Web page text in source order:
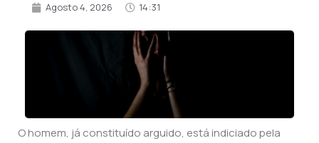
Agosto 4, 2026 14:31
O homem, já constituído arguido, está indiciado pela